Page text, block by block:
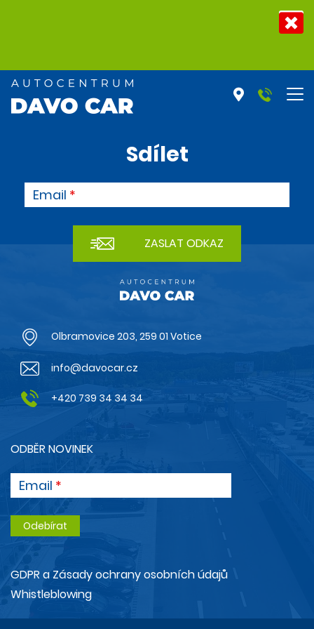
Sdílet
Email
Olbramovice 203, 259 01 Votice
info@davocar.cz
+420 739 34 34 34
ODBĚR NOVINEK
Email
GDPR a Zásady ochrany osobních údajů
Whistleblowing